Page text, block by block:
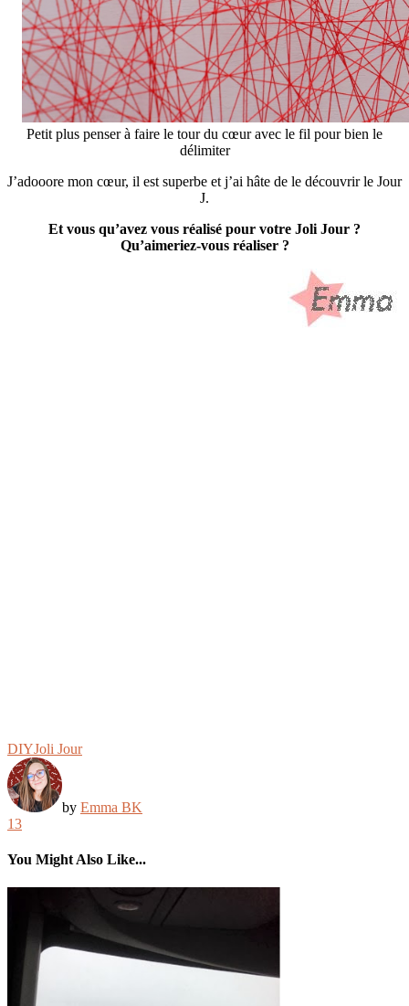
Petit plus penser à faire le tour du cœur avec le fil pour bien le
délimiter
J’adooore mon cœur, il est superbe et j’ai hâte de le découvrir le Jour
J.
Et vous qu’avez vous réalisé pour votre Joli Jour ?
Qu’aimeriez-vous réaliser ?
DIYJoli Jour
by Emma BK
13
You Might Also Like...